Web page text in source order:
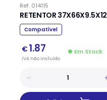
Ref. 014115
RETENTOR 37X66X9.5X12
Compatível
€ 1.87
IVA nãoincluído
Em Stock